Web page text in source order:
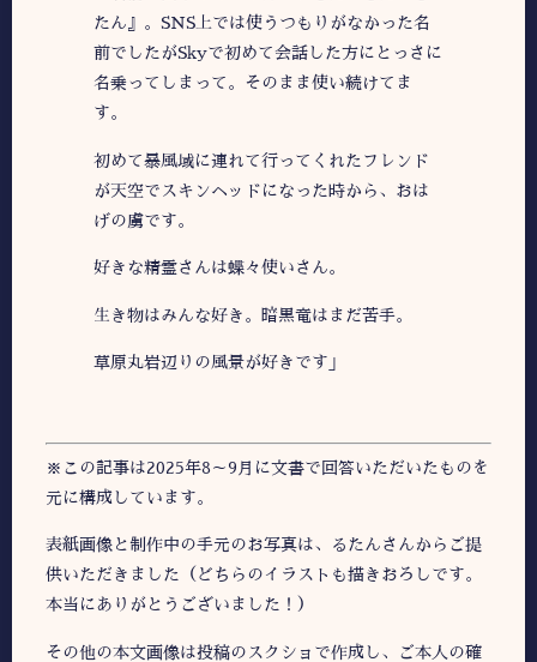
たん』。SNS上では使うつもりがなかった名
前でしたがSkyで初めて会話した方にとっさに
名乗ってしまって。そのまま使い続けてま
す。
初めて暴風域に連れて行ってくれたフレンド
が天空でスキンヘッドになった時から、おは
げの虜です。
好きな精霊さんは蝶々使いさん。
生き物はみんな好き。暗黒竜はまだ苦手。
草原丸岩辺りの風景が好きです」
※この記事は2025年8～9月に文書で回答いただいたものを
元に構成しています。
表紙画像と制作中の手元のお写真は、るたんさんからご提
供いただきました（どちらのイラストも描きおろしです。
本当にありがとうございました！）
その他の本文画像は投稿のスクショで作成し、ご本人の確